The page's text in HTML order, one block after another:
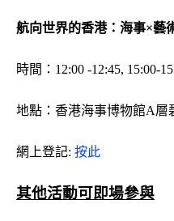
航向世界的香港：海事×藝
時間：12:00 -12:45, 15:00-
地點：香港海事博物館A層
網上登記: 按此
其他活動可即場參與